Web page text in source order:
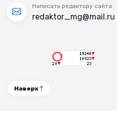
Написать редактору сайта
redaktor_mg@mail.ru
Наверх